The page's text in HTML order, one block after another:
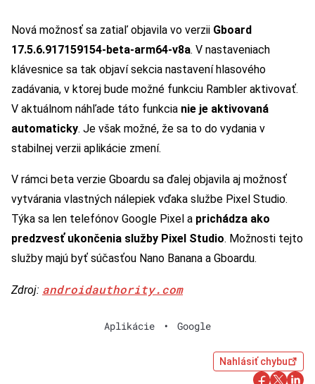
Nová možnosť sa zatiaľ objavila vo verzii Gboard
17.5.6.917159154-beta-arm64-v8a. V nastaveniach
klávesnice sa tak objaví sekcia nastavení hlasového
zadávania, v ktorej bude možné funkciu Rambler aktivovať.
V aktuálnom náhľade táto funkcia nie je aktivovaná
automaticky. Je však možné, že sa to do vydania v
stabilnej verzii aplikácie zmení.
V rámci beta verzie Gboardu sa ďalej objavila aj možnosť
vytvárania vlastných nálepiek vďaka službe Pixel Studio.
Týka sa len telefónov Google Pixel a prichádza ako
predzvesť ukončenia služby Pixel Studio. Možnosti tejto
služby majú byť súčasťou Nano Banana a Gboardu.
Zdroj: androidauthority.com
Aplikácie • Google
Nahlásiť chybu